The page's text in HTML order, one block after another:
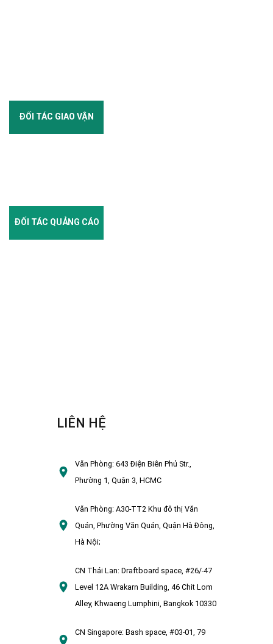
ĐỐI TÁC GIAO VẬN
ĐỐI TÁC QUẢNG CÁO
LIÊN HỆ
Văn Phòng:643 Điện Biên Phủ Str.,
Phường 1, Quận 3, HCMC
Văn Phòng:A30-TT2 Khu đô thị Văn
Quán, Phường Văn Quán, Quận Hà Đông,
Hà Nội;
CN Thái Lan: Draftboard space, #26/-47
Level 12A Wrakarn Building, 46 Chit Lom
Alley, Khwaeng Lumphini, Bangkok 10330
CN Singapore: Bash space, #03-01, 79